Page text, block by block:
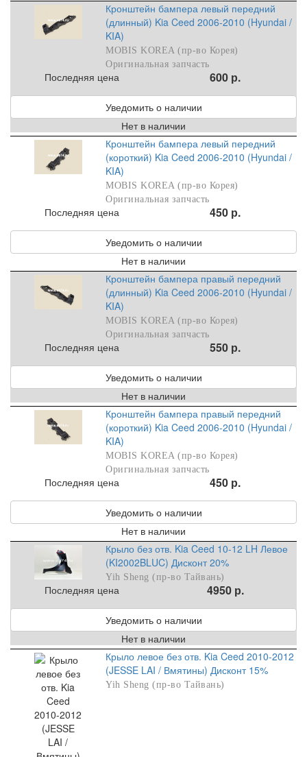
Кронштейн бампера левый передний
(длинный) Kia Ceed 2006-2010 (Hyundai /
KIA)
MOBIS KOREA (пр-во Корея)
Оригинальная запчасть
Последняя цена 600 р.
Уведомить о наличии
Нет в наличии
Кронштейн бампера левый передний
(короткий) Kia Ceed 2006-2010 (Hyundai /
KIA)
MOBIS KOREA (пр-во Корея)
Оригинальная запчасть
Последняя цена 450 р.
Уведомить о наличии
Нет в наличии
Кронштейн бампера правый передний
(длинный) Kia Ceed 2006-2010 (Hyundai /
KIA)
MOBIS KOREA (пр-во Корея)
Оригинальная запчасть
Последняя цена 550 р.
Уведомить о наличии
Нет в наличии
Кронштейн бампера правый передний
(короткий) Kia Ceed 2006-2010 (Hyundai /
KIA)
MOBIS KOREA (пр-во Корея)
Оригинальная запчасть
Последняя цена 450 р.
Уведомить о наличии
Нет в наличии
Крыло без отв. Kia Ceed 10-12 LH Левое
(KI2002BLUC) Дисконт 20%
Yih Sheng (пр-во Тайвань)
Последняя цена 4950 р.
Уведомить о наличии
Нет в наличии
Крыло левое без отв. Kia Ceed 2010-2012
(JESSE LAI / Вмятины) Дисконт 15%
Yih Sheng (пр-во Тайвань)